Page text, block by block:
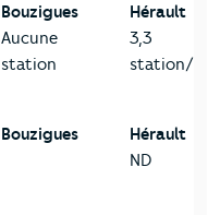
Bouzigues
Aucune
station
Hérault
3,3
station/
Bouzigues
Hérault
ND